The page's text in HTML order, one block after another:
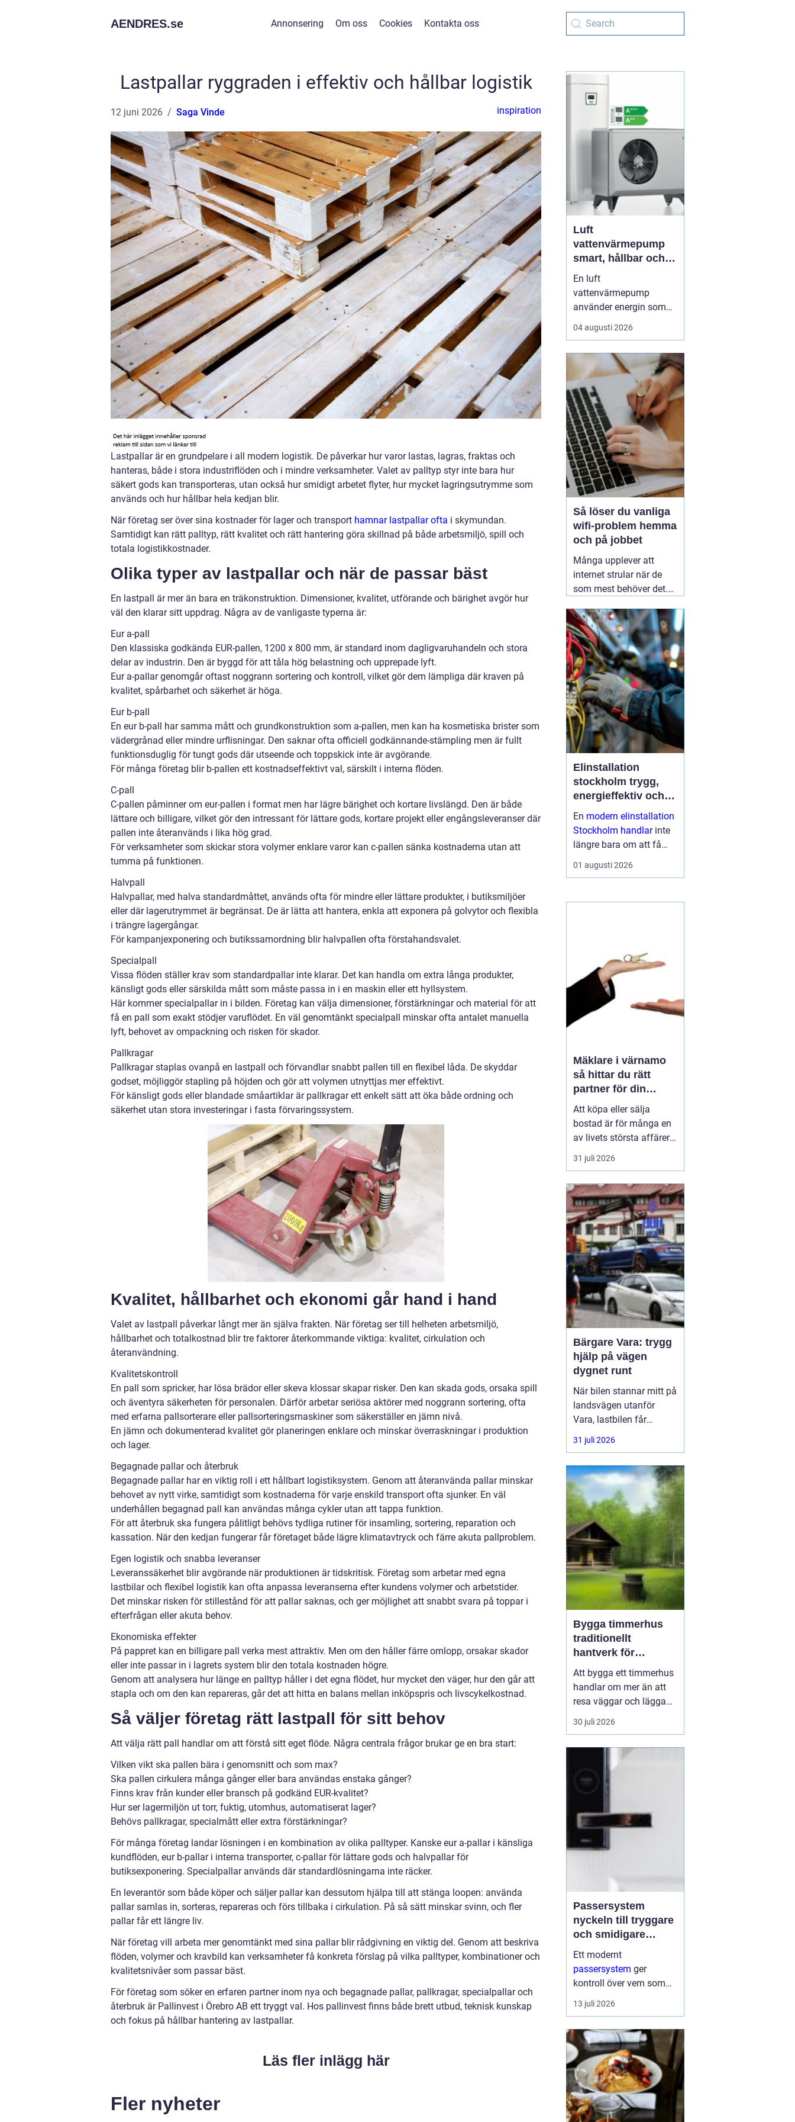
AENDRES.se Annonsering Om oss Cookies Kontakta oss
Lastpallar ryggraden i effektiv och hållbar logistik
12 juni 2026 Saga Vinde inspiration
Lastpallar är en grundpelare i all modern logistik. De påverkar hur varor lastas, lagras, fraktas och
hanteras, både i stora industriflöden och i mindre verksamheter. Valet av palltyp styr inte bara hur
säkert gods kan transporteras, utan också hur smidigt arbetet flyter, hur mycket lagringsutrymme som
används och hur hållbar hela kedjan blir.
När företag ser över sina kostnader för lager och transport hamnar lastpallar ofta i skymundan.
Samtidigt kan rätt palltyp, rätt kvalitet och rätt hantering göra skillnad på både arbetsmiljö, spill och
totala logistikkostnader.
Olika typer av lastpallar och när de passar bäst
En lastpall är mer än bara en träkonstruktion. Dimensioner, kvalitet, utförande och bärighet avgör hur
väl den klarar sitt uppdrag. Några av de vanligaste typerna är:
Eur a-pall
Den klassiska godkända EUR-pallen, 1200 x 800 mm, är standard inom dagligvaruhandeln och stora
delar av industrin. Den är byggd för att tåla hög belastning och upprepade lyft.
Eur a-pallar genomgår oftast noggrann sortering och kontroll, vilket gör dem lämpliga där kraven på
kvalitet, spårbarhet och säkerhet är höga.
Eur b-pall
En eur b-pall har samma mått och grundkonstruktion som a-pallen, men kan ha kosmetiska brister som
vädergrånad eller mindre urflisningar. Den saknar ofta officiell godkännande-stämpling men är fullt
funktionsduglig för tungt gods där utseende och toppskick inte är avgörande.
För många företag blir b-pallen ett kostnadseffektivt val, särskilt i interna flöden.
C-pall
C-pallen påminner om eur-pallen i format men har lägre bärighet och kortare livslängd. Den är både
lättare och billigare, vilket gör den intressant för lättare gods, kortare projekt eller engångsleveranser där
pallen inte återanvänds i lika hög grad.
För verksamheter som skickar stora volymer enklare varor kan c-pallen sänka kostnaderna utan att
tumma på funktionen.
Halvpall
Halvpallar, med halva standardmåttet, används ofta för mindre eller lättare produkter, i butiksmiljöer
eller där lagerutrymmet är begränsat. De är lätta att hantera, enkla att exponera på golvytor och flexibla
i trängre lagergångar.
För kampanjexponering och butikssamordning blir halvpallen ofta förstahandsvalet.
Specialpall
Vissa flöden ställer krav som standardpallar inte klarar. Det kan handla om extra långa produkter,
känsligt gods eller särskilda mått som måste passa in i en maskin eller ett hyllsystem.
Här kommer specialpallar in i bilden. Företag kan välja dimensioner, förstärkningar och material för att
få en pall som exakt stödjer varuflödet. En väl genomtänkt specialpall minskar ofta antalet manuella
lyft, behovet av ompackning och risken för skador.
Pallkragar
Pallkragar staplas ovanpå en lastpall och förvandlar snabbt pallen till en flexibel låda. De skyddar
godset, möjliggör stapling på höjden och gör att volymen utnyttjas mer effektivt.
För känsligt gods eller blandade småartiklar är pallkragar ett enkelt sätt att öka både ordning och
säkerhet utan stora investeringar i fasta förvaringssystem.
Kvalitet, hållbarhet och ekonomi går hand i hand
Valet av lastpall påverkar långt mer än själva frakten. När företag ser till helheten arbetsmiljö,
hållbarhet och totalkostnad blir tre faktorer återkommande viktiga: kvalitet, cirkulation och
återanvändning.
Kvalitetskontroll
En pall som spricker, har lösa brädor eller skeva klossar skapar risker. Den kan skada gods, orsaka spill
och äventyra säkerheten för personalen. Därför arbetar seriösa aktörer med noggrann sortering, ofta
med erfarna pallsorterare eller pallsorteringsmaskiner som säkerställer en jämn nivå.
En jämn och dokumenterad kvalitet gör planeringen enklare och minskar överraskningar i produktion
och lager.
Begagnade pallar och återbruk
Begagnade pallar har en viktig roll i ett hållbart logistiksystem. Genom att återanvända pallar minskar
behovet av nytt virke, samtidigt som kostnaderna för varje enskild transport ofta sjunker. En väl
underhållen begagnad pall kan användas många cykler utan att tappa funktion.
För att återbruk ska fungera pålitligt behövs tydliga rutiner för insamling, sortering, reparation och
kassation. När den kedjan fungerar får företaget både lägre klimatavtryck och färre akuta pallproblem.
Egen logistik och snabba leveranser
Leveranssäkerhet blir avgörande när produktionen är tidskritisk. Företag som arbetar med egna
lastbilar och flexibel logistik kan ofta anpassa leveranserna efter kundens volymer och arbetstider.
Det minskar risken för stillestånd för att pallar saknas, och ger möjlighet att snabbt svara på toppar i
efterfrågan eller akuta behov.
Ekonomiska effekter
På pappret kan en billigare pall verka mest attraktiv. Men om den håller färre omlopp, orsakar skador
eller inte passar in i lagrets system blir den totala kostnaden högre.
Genom att analysera hur länge en palltyp håller i det egna flödet, hur mycket den väger, hur den går att
stapla och om den kan repareras, går det att hitta en balans mellan inköpspris och livscykelkostnad.
Så väljer företag rätt lastpall för sitt behov
Att välja rätt pall handlar om att förstå sitt eget flöde. Några centrala frågor brukar ge en bra start:
Vilken vikt ska pallen bära i genomsnitt och som max?
Ska pallen cirkulera många gånger eller bara användas enstaka gånger?
Finns krav från kunder eller bransch på godkänd EUR-kvalitet?
Hur ser lagermiljön ut torr, fuktig, utomhus, automatiserat lager?
Behövs pallkragar, specialmått eller extra förstärkningar?
För många företag landar lösningen i en kombination av olika palltyper. Kanske eur a-pallar i känsliga
kundflöden, eur b-pallar i interna transporter, c-pallar för lättare gods och halvpallar för
butiksexponering. Specialpallar används där standardlösningarna inte räcker.
En leverantör som både köper och säljer pallar kan dessutom hjälpa till att stänga loopen: använda
pallar samlas in, sorteras, repareras och förs tillbaka i cirkulation. På så sätt minskar svinn, och fler
pallar får ett längre liv.
När företag vill arbeta mer genomtänkt med sina pallar blir rådgivning en viktig del. Genom att beskriva
flöden, volymer och kravbild kan verksamheter få konkreta förslag på vilka palltyper, kombinationer och
kvalitetsnivåer som passar bäst.
För företag som söker en erfaren partner inom nya och begagnade pallar, pallkragar, specialpallar och
återbruk är Pallinvest i Örebro AB ett tryggt val. Hos pallinvest finns både brett utbud, teknisk kunskap
och fokus på hållbar hantering av lastpallar.
Läs fler inlägg här
Fler nyheter
Luft
vattenvärmepump
smart, hållbar och
enkel uppvärmning
av huset
En luft
vattenvärmepump
använder energin som
redan finns i
utomhusluften för att
varmvatten. Den kräver
varken borrhål eller
grävning och kan sänka
uppvärmningskostnaden
med upp till omkring
7580 % jämfört med
äldre el- eller olje...
04 augusti 2026
Så löser du vanliga
wifi-problem hemma
och på jobbet
Många upplever att
internet strular när de
som mest behöver det.
videos hackar och
uppkopplingen faller
bort utan förvarning.
Ofta handlar det inte om
att internetleverantören
är dålig, utan01 augusti
2026
Elinstallation
stockholm trygg,
energieffektiv och
framtidssäker el i
företagslokaler
En modern elinstallation
Stockholm handlarinte
längre bara om att få
belysning och uttag på
rätt plats. För företag i
elen en central del av
01 augusti 2026
Mäklare i värnamo
så hittar du rätt
partner för din
bostadsaffär
Att köpa eller sälja
bostad är för många en
av livets största affärer.
Valet
Värnamo påverkar
stressig processen
upplevs. I en marknad
som rör sig snabbt, med
allt från...
31 juli 2026
Bärgare Vara: trygg
hjälp på vägen
dygnet runt
När bilen stannar mitt på
landsvägen utanför
Vara, lastbilen får
punktering i
rusningstrafik eller
på väg genom
Skaraborg är trygg och
snabb hjälp avgörande.
En
31 juli 2026
Bygga timmerhus
traditionellt
hantverk för
moderna behov
Att bygga ett timmerhus
handlar om mer än att
resa väggar och lägga
ett tak. Ett timmerhus är
ett långsiktigt hem,
som andas, åldras
vackert och ger en varm,
ombonad känsla.
att fler söker hållbara
boen...
30 juli 2026
Passersystem
nyckeln till tryggare
och smidigare
tillträde
Ett modernt
passersystem ger
kontroll över vem som
får komma in i en
byggnad, när de får
utrymmen. I stället för
fysiska nycklar används
ofta brickor, kort,...
13 juli 2026